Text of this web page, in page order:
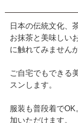
日本の伝統文化、
お抹茶と美味しい
に触れてみません
ご自宅でもできる
スンします。
服装も普段着で
加いただけます。